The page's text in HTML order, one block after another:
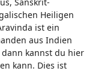
Heiligen
ist ein
aus Indien
kannst du hier
kann. Dies ist